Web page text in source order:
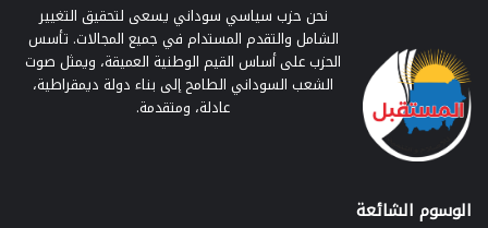
نحن حزب سياسي سوداني يسعى لتحقيق التغيير
الشامل والتقدم المستدام في جميع المجالات. تأسس
الحزب على أساس القيم الوطنية العميقة، ويمثل صوت
الشعب السوداني الطامح إلى بناء دولة ديمقراطية،
عادلة، ومتقدمة.
الوسوم الشائعة